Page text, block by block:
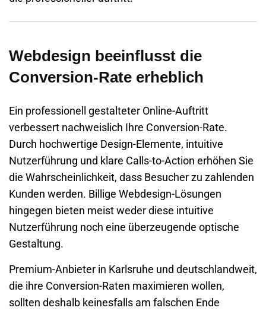
Webdesign beeinflusst die
Conversion-Rate erheblich
Ein professionell gestalteter Online-Auftritt
verbessert nachweislich Ihre Conversion-Rate.
Durch hochwertige Design-Elemente, intuitive
Nutzerführung und klare Calls-to-Action erhöhen Sie
die Wahrscheinlichkeit, dass Besucher zu zahlenden
Kunden werden. Billige Webdesign-Lösungen
hingegen bieten meist weder diese intuitive
Nutzerführung noch eine überzeugende optische
Gestaltung.
Premium-Anbieter in Karlsruhe und deutschlandweit,
die ihre Conversion-Raten maximieren wollen,
sollten deshalb keinesfalls am falschen Ende